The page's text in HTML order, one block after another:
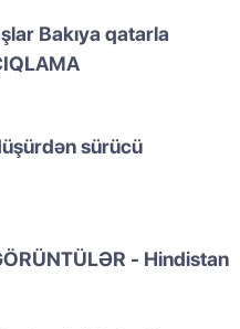
Bakıya qatarla
sürücü
- Hindistan